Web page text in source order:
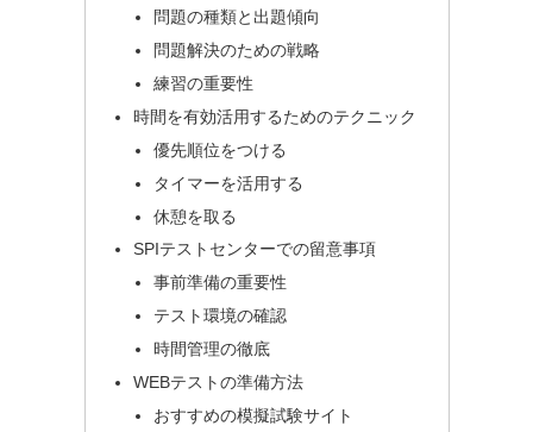
問題の種類と出題傾向
問題解決のための戦略
練習の重要性
時間を有効活用するためのテクニック
優先順位をつける
タイマーを活用する
休憩を取る
SPIテストセンターでの留意事項
事前準備の重要性
テスト環境の確認
時間管理の徹底
WEBテストの準備方法
おすすめの模擬試験サイト